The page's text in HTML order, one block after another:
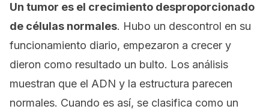
Un tumor es el crecimiento desproporcionado
de células normales. Hubo un descontrol en su
funcionamiento diario, empezaron a crecer y
dieron como resultado un bulto. Los análisis
muestran que el ADN y la estructura parecen
normales. Cuando es así, se clasifica como un